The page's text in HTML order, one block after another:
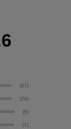
(97)
(24)
(5)
(1)